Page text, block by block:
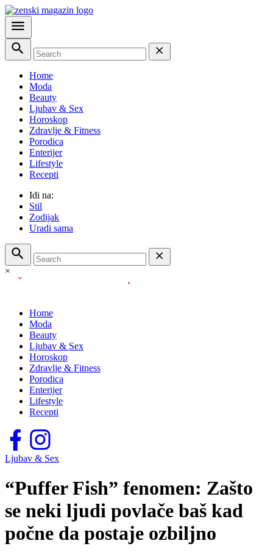
Home
Moda
Beauty
Ljubav & Sex
Horoskop
Zdravlje & Fitness
Porodica
Enterijer
Lifestyle
Recepti
Idi na:
Stil
Zodijak
Uradi sama
×
Home
Moda
Beauty
Ljubav & Sex
Horoskop
Zdravlje & Fitness
Porodica
Enterijer
Lifestyle
Recepti
Ljubav & Sex
“Puffer Fish” fenomen: Zašto
se neki ljudi povlače baš kad
počne da postaje ozbiljno